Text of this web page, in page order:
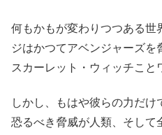
何もかもが変わりつつある世
ジはかつてアベンジャーズを
スカーレット・ウィッチこと
しかし、もはや彼らの力だ
恐るべき脅威が人類、そして